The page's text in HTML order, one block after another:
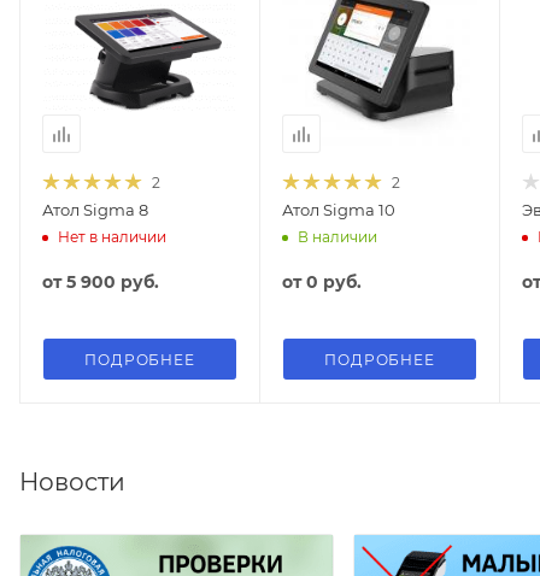
2
Атол Sigma 8
Нет в наличии
от5 900 руб.
ПОДРОБНЕЕ
2
Атол Sigma 10
В наличии
от0 руб.
ПОДРОБНЕЕ
Новости